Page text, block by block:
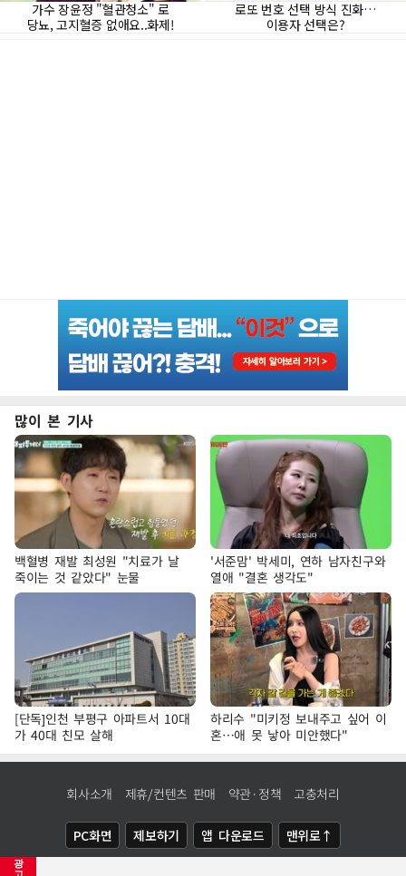
광
많이 본 기사
백혈병 재발 최성원 "치료가 날
죽이는 것 같았다" 눈물
'서준맘' 박세미, 연하 남자친구와
열애 "결혼 생각도"
[단독]인천 부평구 아파트서 10대
가 40대 친모 살해
하리수 "미키정 보내주고 싶어 이
혼…애 못 낳아 미안했다"
회사소개 제휴/컨텐츠 판매 약관·정책 고충처리
PC화면 제보하기 앱 다운로드 맨위로↑